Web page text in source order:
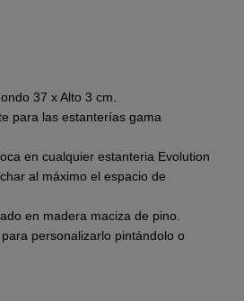
37 x Alto 3 cm.
para las estanterías gama
en cualquier estanteria Evolution
al máximo el espacio de
en madera maciza de pino.
personalizarlo pintándolo o